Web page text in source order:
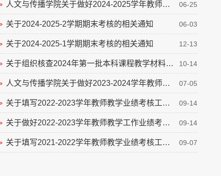
人文与传播学院关于做好2024-2025学年教师教学... 06-25
关于2024-2025-2学期期末考核的相关通知 06-03
关于2024-2025-1学期期末考核的相关通知 12-13
关于组织核查2024年第一批本科课程教学材料的... 10-14
人文与传播学院关于做好2023-2024学年教师教学... 07-05
关于填写2022-2023学年教师教学业绩考核工作相... 09-14
关于做好2022-2023学年教师教学工作业绩考核的... 09-14
关于填写2021-2022学年教师教学业绩考核工作相... 09-07
操乐鹏："作家自述的“编”、“注”及“闲笔”... 10-05
熊啸： 容色描绘：晚明女性诗歌的新变及其原因... 09-15
熊啸："女性文学与艳体文学的关联性及其阐释语... 09-15
王平："具体语境中的差异性 ——21世纪华语女... 09-05
王迅："审美经验的重组与人性真相的逼近 ——... 07-25
操乐鹏："“十七年”文学翻译批评的场域、路径... 07-15
伏蒙蒙："守岛就是守家，国安才能家安 ——评... 07-15
周保欣、荆亚平：“地方”的发现及其小说史意义 07-15